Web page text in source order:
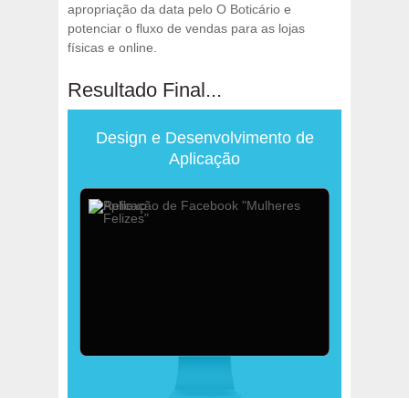
apropriação da data pelo O Boticário e
potenciar o fluxo de vendas para as lojas
físicas e online.
Resultado Final...
Design e Desenvolvimento de
Aplicação